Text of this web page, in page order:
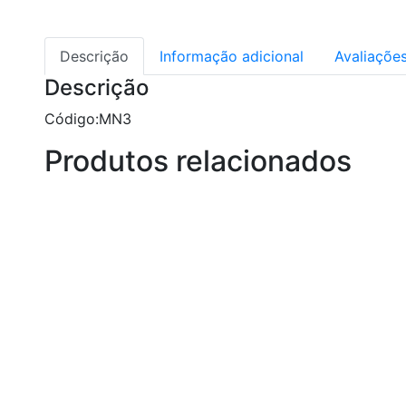
Descrição Informação adicional
Descrição
Código:MN3
Produtos relacionados